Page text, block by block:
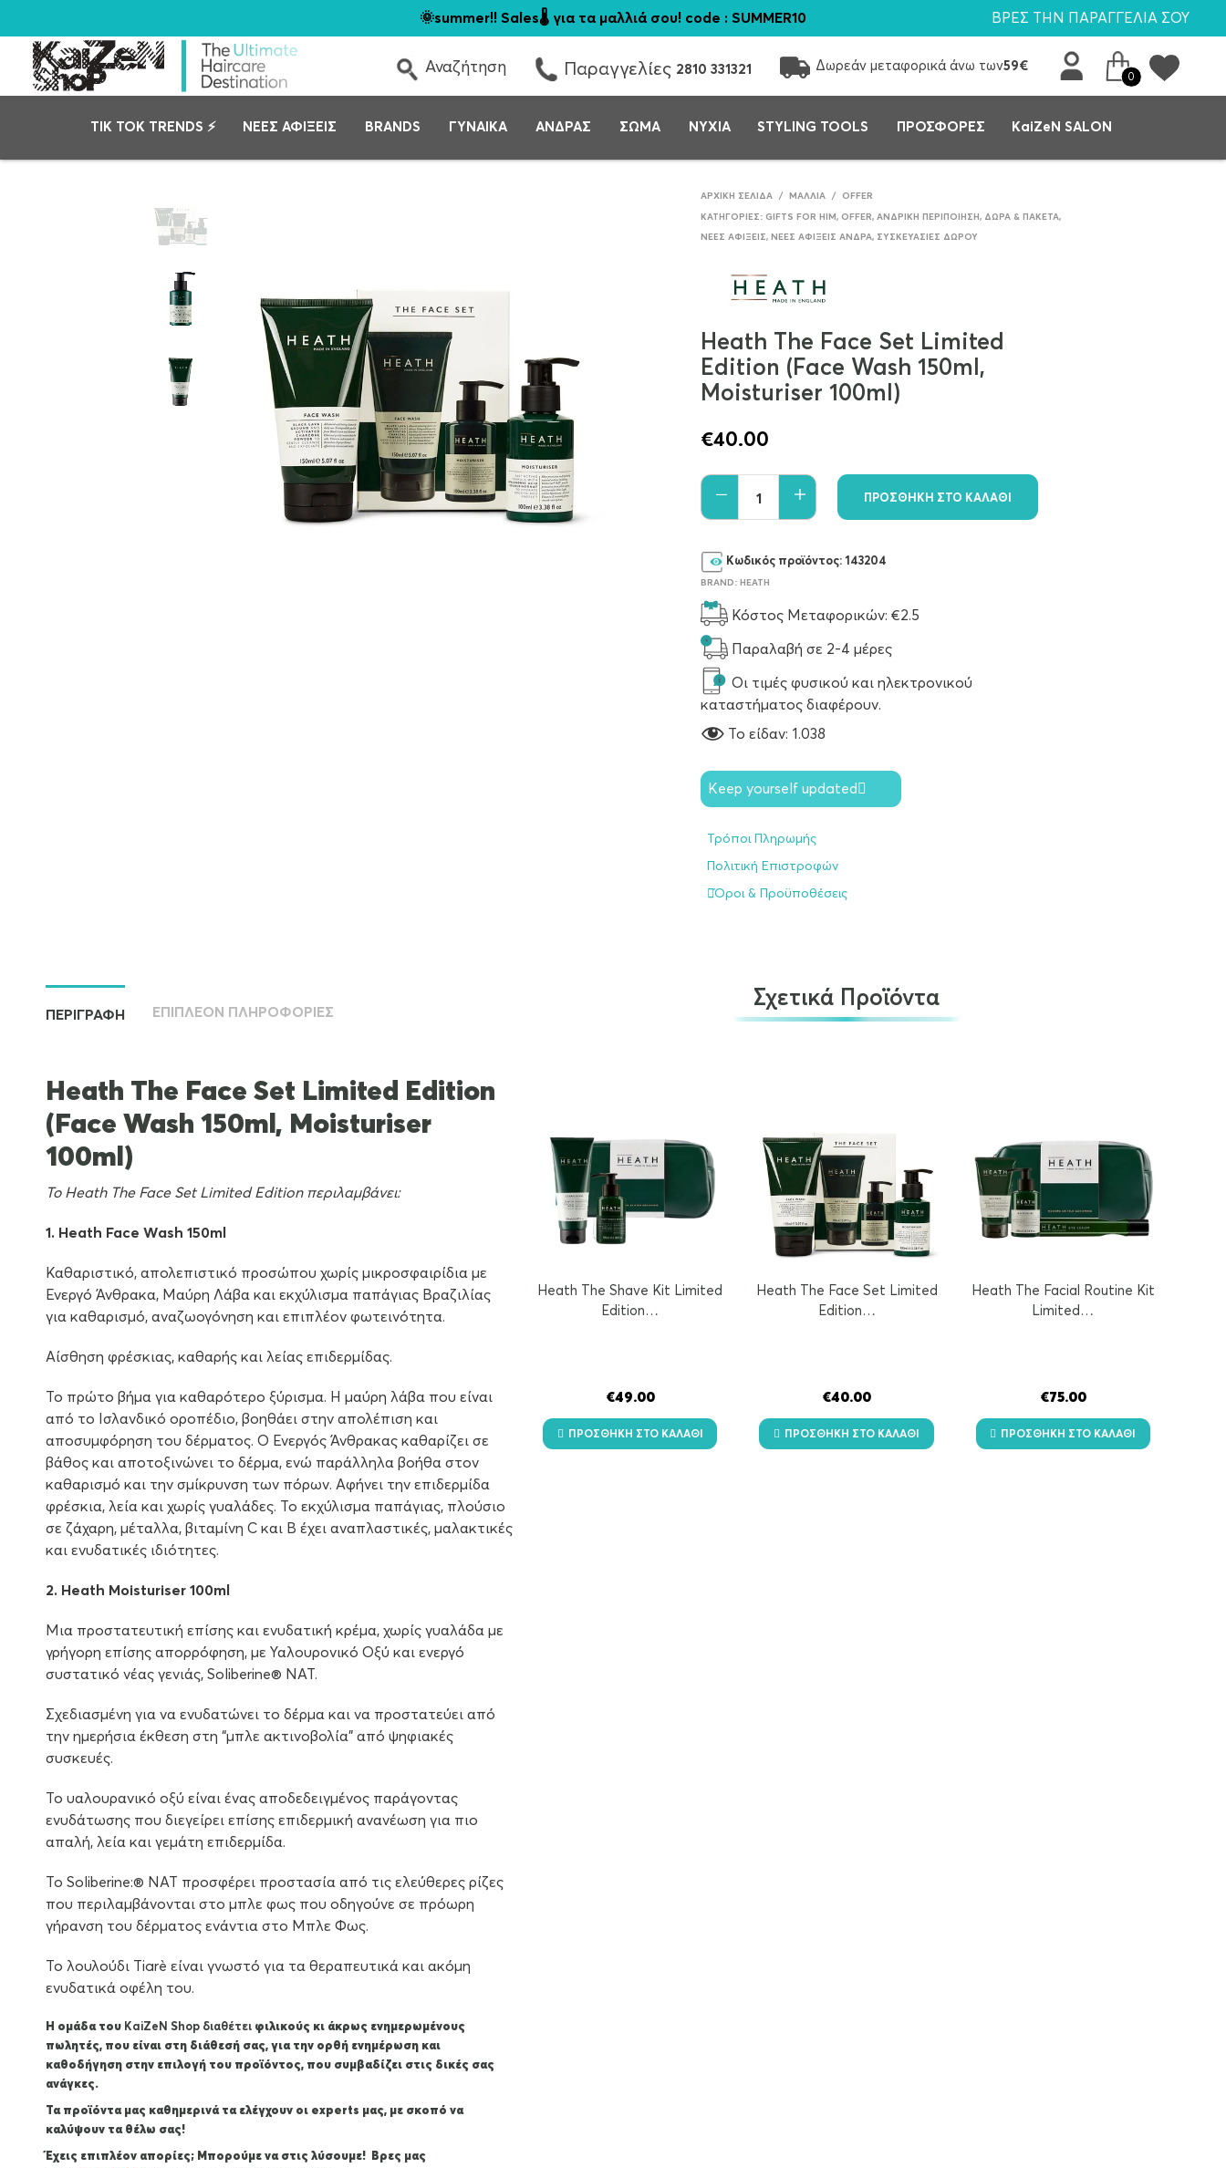
🌞summer!! Sales🌡️ για τα μαλλιά σου! code : SUMMER10 ΒΡΕΣ ΤΗΝ ΠΑΡΑΓΓΕΛΙΑ ΣΟΥ
Αναζήτηση Παραγγελίες 2810 331321 Δωρεάν μεταφορικά άνω των59€
0
TIK TOK TRENDS ⚡ ΝΕΕΣ ΑΦΙΞΕΙΣ BRANDS ΓΥΝΑΙΚΑ ΑΝΔΡΑΣ ΣΩΜΑ ΝΥΧΙΑ STYLING TOOLS ΠΡΟΣΦΟΡΕΣ KaiZeN SALON
ΑΡΧΙΚΉ ΣΕΛΊΔΑ / ΜΑΛΛΙΆ / OFFER
ΚΑΤΗΓΟΡΊΕΣ:GIFTS FOR HIM,OFFER,ΑΝΔΡΙΚΉ ΠΕΡΙΠΟΊΗΣΗ, ΔΏΡΑ & ΠΑΚΈΤΑ,
ΝΈΕΣ ΑΦΊΞΕΙΣ, ΝΈΕΣ ΑΦΊΞΕΙΣ ΆΝΔΡΑ, ΣΥΣΚΕΥΑΣΊΕΣ ΔΏΡΟΥ
Heath The Face Set Limited
Edition (Face Wash 150ml,
Moisturiser 100ml)
€40.00
ΠΡΟΣΘΉΚΗ ΣΤΟ ΚΑΛΆΘΙ
Κωδικός προϊόντος:143204
BRAND: HEATH
Κόστος Μεταφορικών: €2.5
Παραλαβή σε 2-4 μέρες
Οι τιμές φυσικού και ηλεκτρονικού
καταστήματος διαφέρουν.
To είδαν: 1.038
Keep yourself updated
Τρόποι Πληρωμής
Πολιτική Επιστροφών
Όροι & Προϋποθέσεις
ΠΕΡΙΓΡΑΦΉ ΕΠΙΠΛΈΟΝ ΠΛΗΡΟΦΟΡΊΕΣ
Heath The Face Set Limited Edition
(Face Wash 150ml, Moisturiser
100ml)
Το Heath The Face Set Limited Edition περιλαμβάνει:
1. Heath Face Wash 150ml
Καθαριστικό, απολεπιστικό προσώπου χωρίς µικροσφαιρίδια µε
Ενεργό Άνθρακα, Μαύρη Λάβα και εκχύλισμα παπάγιας Βραζιλίας
για καθαρισμό, αναζωογόνηση και επιπλέον φωτεινότητα.
Αίσθηση φρέσκιας, καθαρής και λείας επιδερμίδας.
Το πρώτο βήμα για καθαρότερο ξύρισμα. Η μαύρη λάβα που είναι
από το Ισλανδικό οροπέδιο, βοηθάει στην απολέπιση και
αποσυμφόρηση του δέρματος. Ο Ενεργός Άνθρακας καθαρίζει σε
βάθος και αποτοξινώνει το δέρμα, ενώ παράλληλα βοήθα στον
καθαρισμό και την σμίκρυνση των πόρων. Αφήνει την επιδερμίδα
φρέσκια, λεία και χωρίς γυαλάδες. Το εκχύλισμα παπάγιας, πλούσιο
σε ζάχαρη, μέταλλα, βιταμίνη C και Β έχει αναπλαστικές, μαλακτικές
και ενυδατικές ιδιότητες.
2. Heath Moisturiser 100ml
Μια προστατευτική επίσης και ενυδατική κρέμα, χωρίς γυαλάδα µε
γρήγορη επίσης απορρόφηση, µε Υαλουρονικό Οξύ και ενεργό
συστατικό νέας γενιάς, Sοliberine® NAT.
Σχεδιασμένη για να ενυδατώνει το δέρμα και να προστατεύει από
την ημερήσια έκθεση στη “μπλε ακτινοβολία” από ψηφιακές
συσκευές.
Το υαλουρανικό οξύ είναι ένας αποδεδειγμένος παράγοντας
ενυδάτωσης που διεγείρει επίσης επιδερμική ανανέωση για πιο
απαλή, λεία και γεμάτη επιδερμίδα.
Το Sοliberine:® NAT προσφέρει προστασία από τις ελεύθερες ρίζες
που περιλαμβάνονται στο µπλε φως που οδηγούνε σε πρόωρη
γήρανση του δέρματος ενάντια στο Μπλε Φως.
Το λουλούδι Tiarè είναι γνωστό για τα θεραπευτικά και ακόμη
ενυδατικά οφέλη του.
Η ομάδα του KaiZeΝ Shop διαθέτει φιλικούς κι άκρως ενημερωμένους
πωλητές, που είναι στη διάθεσή σας, για την ορθή ενημέρωση και
καθοδήγηση στην επιλογή του προϊόντος, που συμβαδίζει στις δικές σας
ανάγκες.
Τα προϊόντα μας καθημερινά τα ελέγχουν οι experts μας, με σκοπό να
καλύψουν τα θέλω σας!
Έχεις επιπλέον απορίες; Μπορούμε να στις λύσουμε! Βρες μας
Σχετικά Προϊόντα
Heath The Shave Kit Limited
Edition…
€49.00
ΠΡΟΣΘΉΚΗ ΣΤΟ ΚΑΛΆΘΙ
Heath The Face Set Limited
Edition…
€40.00
ΠΡΟΣΘΉΚΗ ΣΤΟ ΚΑΛΆΘΙ
Heath The Facial Routine Kit
Limited…
€75.00
ΠΡΟΣΘΉΚΗ ΣΤΟ ΚΑΛΆΘΙ